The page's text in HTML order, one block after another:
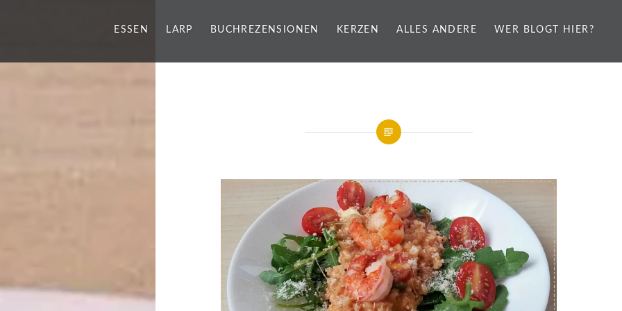
ESSEN LARP BUCHREZENSIONEN KERZEN ALLES ANDERE WER BLOGT HIER?